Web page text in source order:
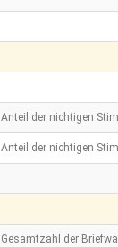
Anteil der nichtigen
Anteil der nichtigen
Gesamtzahl der